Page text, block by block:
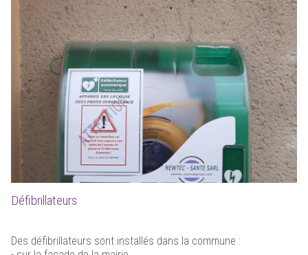
Défibrillateurs
Des défibrillateurs sont installés dans la commune :